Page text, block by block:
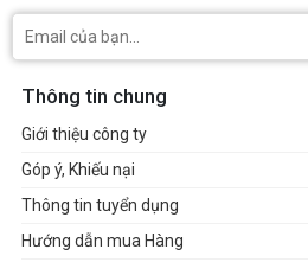
Thông tin chung
Giới thiệu công ty
Góp ý, Khiếu nại
Thông tin tuyển dụng
Hướng dẫn mua Hàng